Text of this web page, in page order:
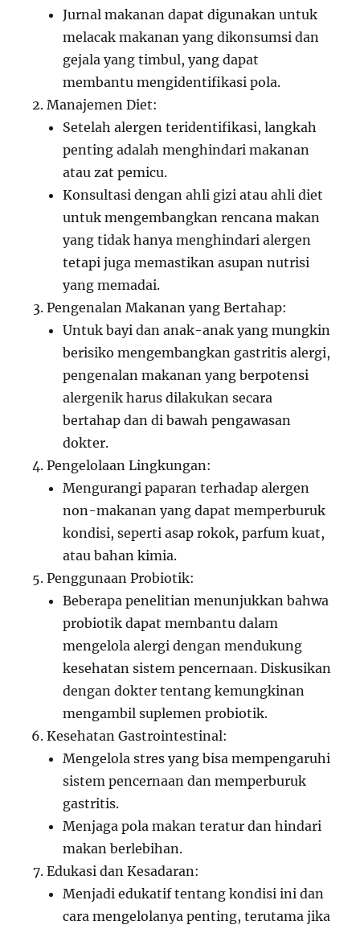
Jurnal makanan dapat digunakan untuk
melacak makanan yang dikonsumsi dan
gejala yang timbul, yang dapat
membantu mengidentifikasi pola.
Manajemen Diet:
Setelah alergen teridentifikasi, langkah
penting adalah menghindari makanan
atau zat pemicu.
Konsultasi dengan ahli gizi atau ahli diet
untuk mengembangkan rencana makan
yang tidak hanya menghindari alergen
tetapi juga memastikan asupan nutrisi
yang memadai.
Pengenalan Makanan yang Bertahap:
Untuk bayi dan anak-anak yang mungkin
berisiko mengembangkan gastritis alergi,
pengenalan makanan yang berpotensi
alergenik harus dilakukan secara
bertahap dan di bawah pengawasan
dokter.
Pengelolaan Lingkungan:
Mengurangi paparan terhadap alergen
non-makanan yang dapat memperburuk
kondisi, seperti asap rokok, parfum kuat,
atau bahan kimia.
Penggunaan Probiotik:
Beberapa penelitian menunjukkan bahwa
probiotik dapat membantu dalam
mengelola alergi dengan mendukung
kesehatan sistem pencernaan. Diskusikan
dengan dokter tentang kemungkinan
mengambil suplemen probiotik.
Kesehatan Gastrointestinal:
Mengelola stres yang bisa mempengaruhi
sistem pencernaan dan memperburuk
gastritis.
Menjaga pola makan teratur dan hindari
makan berlebihan.
Edukasi dan Kesadaran:
Menjadi edukatif tentang kondisi ini dan
cara mengelolanya penting, terutama jika